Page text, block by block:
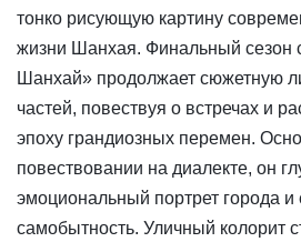
тонко рисующую картину
жизни Шанхая. Финальный сезон
Шанхай» продолжает сюжетную
частей, повествуя о встречах и
эпоху грандиозных перемен.
повествовании на диалекте, он
эмоциональный портрет города и
самобытность. Уличный колорит